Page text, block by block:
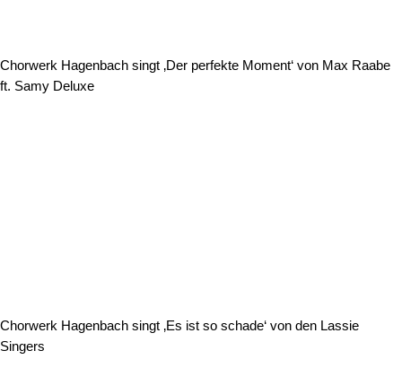
Chorwerk Hagenbach singt ‚Der perfekte Moment‘ von Max Raabe
ft. Samy Deluxe
Chorwerk Hagenbach singt ‚Es ist so schade‘ von den Lassie
Singers